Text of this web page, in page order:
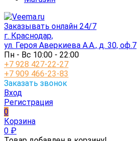
Заказывать онлайн 24/7
г. Краснодар,
ул. Героя Аверкиева А.А., д. 30, оф.7
Пн - Вс 10:00 - 22:00
+7 928 427-22-27
+7 909 466-23-83
Заказать звонок
Вход
Регистрация
0
Корзина
0 ₽